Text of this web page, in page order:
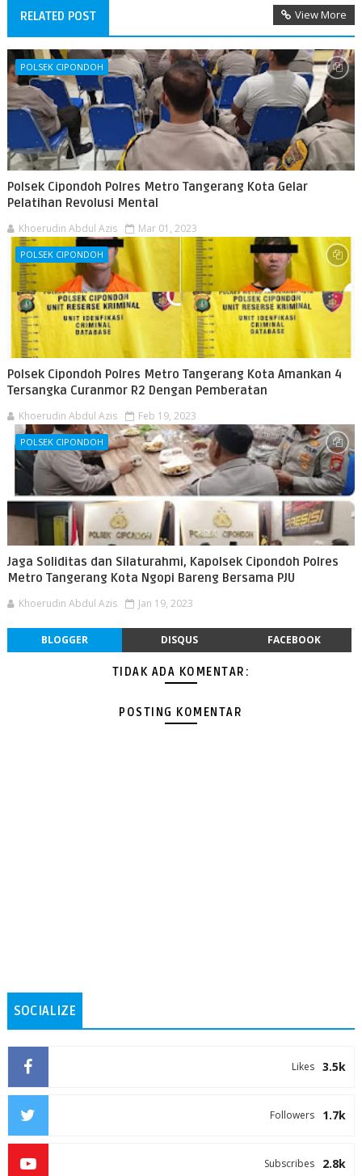
RELATED POST View More
POLSEK CIPONDOH
Polsek Cipondoh Polres Metro Tangerang Kota Gelar
Pelatihan Revolusi Mental
Khoerudin Abdul Azis Mar 01, 2023
POLSEK CIPONDOH
Polsek Cipondoh Polres Metro Tangerang Kota Amankan 4
Tersangka Curanmor R2 Dengan Pemberatan
Khoerudin Abdul Azis Feb 19, 2023
POLSEK CIPONDOH
Jaga Soliditas dan Silaturahmi, Kapolsek Cipondoh Polres
Metro Tangerang Kota Ngopi Bareng Bersama PJU
Khoerudin Abdul Azis Jan 19, 2023
BLOGGER DISQUS FACEBOOK
TIDAK ADA KOMENTAR:
POSTING KOMENTAR
SOCIALIZE
3.5k
Likes
1.7k
Followers
2.8k
Subscribes